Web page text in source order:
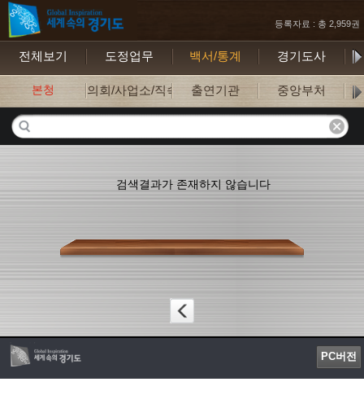
등록자료 : 총 2,959권
전체보기 도정업무 백서/통계 경기도사
본청 의회/사업소/직속기관출연기관 중앙부처
검색결과가 존재하지 않습니다
PC버전